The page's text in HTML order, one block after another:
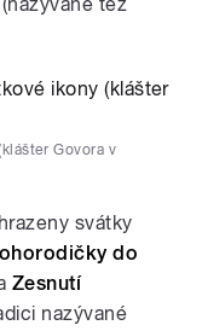
Govora v
svátky
do
Zesnutí
nazývané